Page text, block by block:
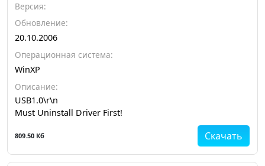
Версия:
Обновление:
20.10.2006
Операционная система:
WinXP
Описание:
USB1.0\r\n
Must Uninstall Driver First!
Скачать
809.50 Кб